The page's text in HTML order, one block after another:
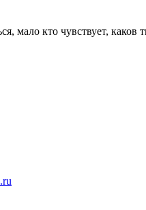
мало кто чувствует, каков